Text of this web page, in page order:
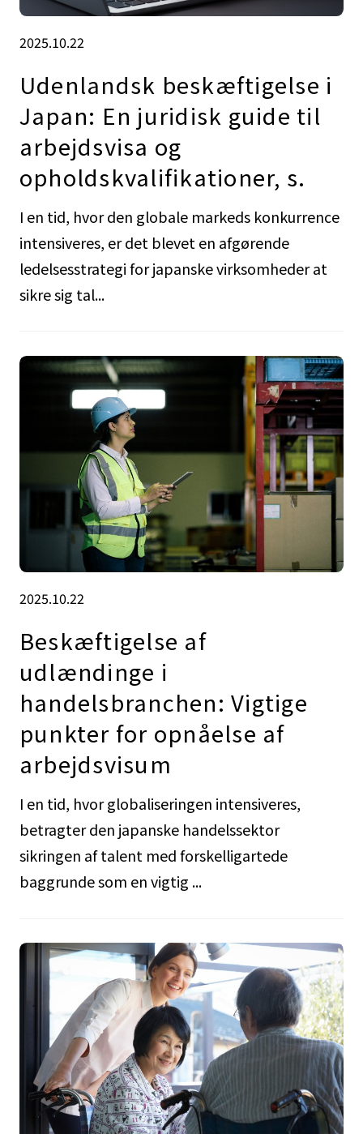
2025.10.22
Udenlandsk beskæftigelse i
Japan: En juridisk guide til
arbejdsvisa og
opholdskvalifikationer, s.
I en tid, hvor den globale markeds konkurrence
intensiveres, er det blevet en afgørende
ledelsesstrategi for japanske virksomheder at
sikre sig tal...
2025.10.22
Beskæftigelse af
udlændinge i
handelsbranchen: Vigtige
punkter for opnåelse af
arbejdsvisum
I en tid, hvor globaliseringen intensiveres,
betragter den japanske handelssektor
sikringen af talent med forskelligartede
baggrunde som en vigtig ...